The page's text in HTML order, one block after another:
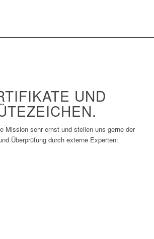
UND
Mission sehr ernst und stellen uns gerne der
Überprüfung durch externe Experten: